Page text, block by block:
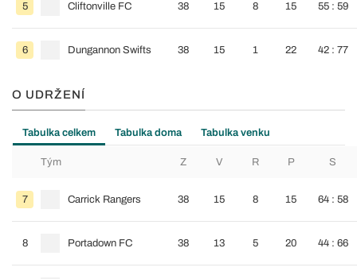
5 Cliftonville FC 38 15 8 15 55 : 59
6 Dungannon Swifts 38 15 1 22 42 : 77
O UDRŽENÍ
Tabulka celkem Tabulka doma Tabulka venku
Tým Z V R P S
7 Carrick Rangers 38 15 8 15 64 : 58
8 Portadown FC 38 13 5 20 44 : 66